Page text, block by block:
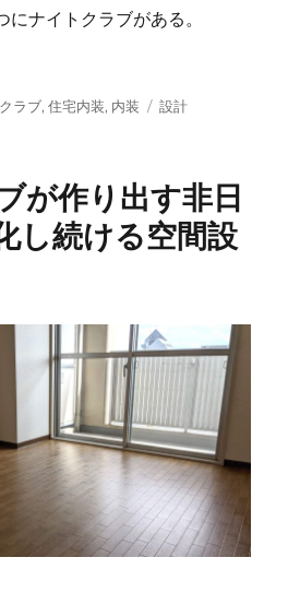
にナイトクラブがある。
間が生み出す非日常と高揚感の
ラブ,住宅内装, 内装
タ
設計
が作り出す非日
し続ける空間設